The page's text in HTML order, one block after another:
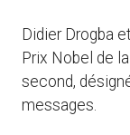
Didier Drogba
Prix Nobel de
second,
messages.